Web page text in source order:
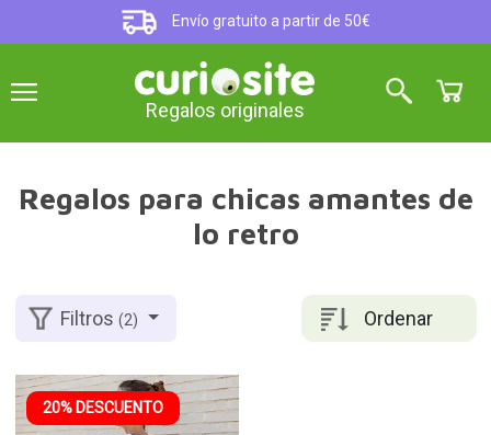
Envío gratuito a partir de 50€
Regalos originales
Regalos para chicas amantes de
lo retro
Ordenar
Filtros(2)
20% DESCUENTO